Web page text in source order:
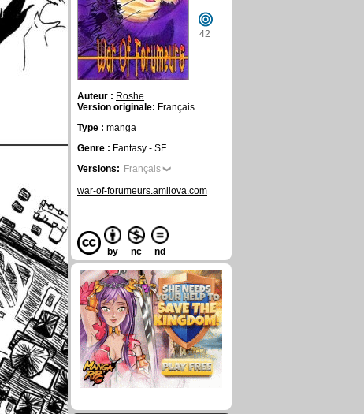
42
Auteur : Roshe
Version originale: Français
Type : manga
Genre : Fantasy - SF
Versions: Français
war-of-forumeurs.amilova.com
by nc nd